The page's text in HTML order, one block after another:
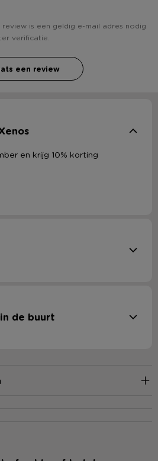
is een geldig e-mail adres nodig
verificatie.
een review
en krijg 10% korting
de buurt